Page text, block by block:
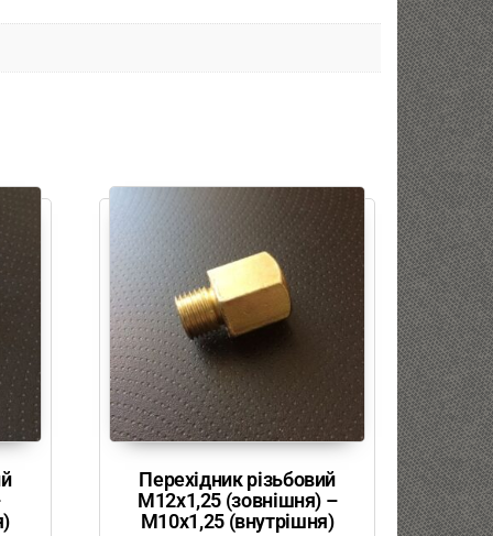
Перехідник різьбовий
М12х1,25 (зовнішня) –
М10х1,25 (внутрішня)